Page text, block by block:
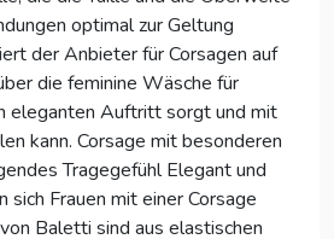
optimal zur Geltung
der Anbieter für Corsagen auf
die feminine Wäsche für
eleganten Auftritt sorgt und mit
kann. Corsage mit besonderen
Tragegefühl Elegant und
sich Frauen mit einer Corsage
Baletti sind aus elastischen